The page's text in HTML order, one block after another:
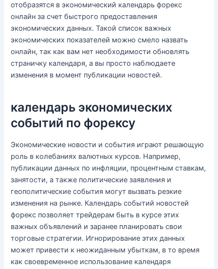
отобразятся в экономический календарь форекс
онлайн за счет быстрого предоставления
экономических данных. Такой список важных
экономических показателей можно смело назвать
онлайн, так как вам нет необходимости обновлять
страничку календаря, а вы просто наблюдаете
изменения в момент публикации новостей.
календарь экономических
событий по форексу
Экономические новости и события играют решающую
роль в колебаниях валютных курсов. Например,
публикации данных по инфляции, процентным ставкам,
занятости, а также политические заявления и
геополитические события могут вызвать резкие
изменения на рынке. Календарь событий новостей
форекс позволяет трейдерам быть в курсе этих
важных объявлений и заранее планировать свои
торговые стратегии. Игнорирование этих данных
может привести к неожиданным убыткам, в то время
как своевременное использование календаря